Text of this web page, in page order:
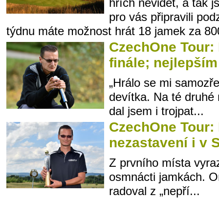
pro vás připravili
týdnu máte možnost hrát 18 jamek za
CzechOne
finále;
„Hrálo se mi
devítka. Na té druhé
dal jsem i trojpat...
CzechOne
nezastavení i v
Z prvního místa
osmnácti jamkách.
radoval z „nepří...